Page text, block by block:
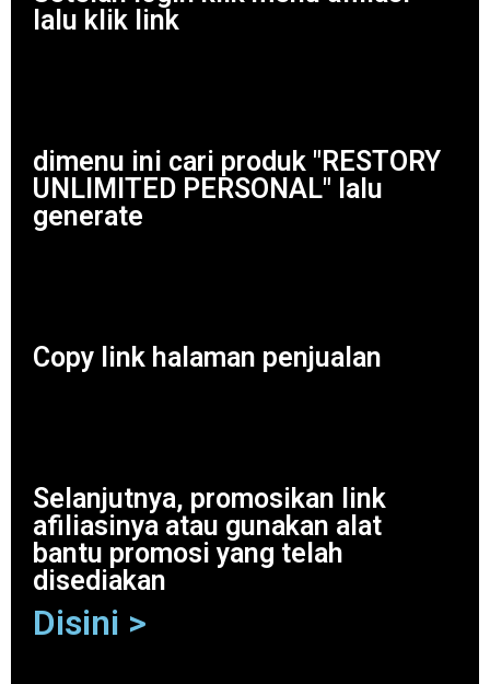
lalu klik link
dimenu ini cari produk "RESTORY
UNLIMITED PERSONAL" lalu
generate
Copy link halaman penjualan
Selanjutnya, promosikan link
afiliasinya atau gunakan alat
bantu promosi yang telah
disediakan
Disini >